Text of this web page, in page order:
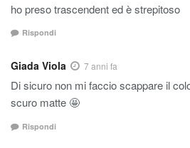
ho preso trascendent ed è strepitoso
Rispondi
Giada Viola 7 anni fa
Di sicuro non mi faccio scappare il
scuro matte 🤩
Rispondi